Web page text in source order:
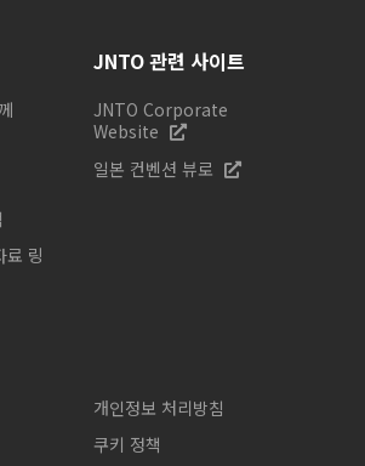
료 링
JNTO 관련 사이트
JNTO Corporate
Website
일본 컨벤션 뷰로
개인정보 처리방침
쿠키 정책